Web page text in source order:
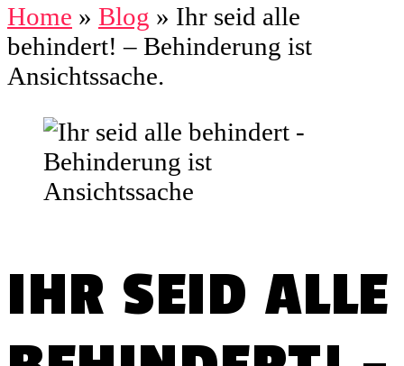
Home » Blog » Ihr seid alle
behindert! – Behinderung ist
Ansichtssache.
IHR SEID ALLE